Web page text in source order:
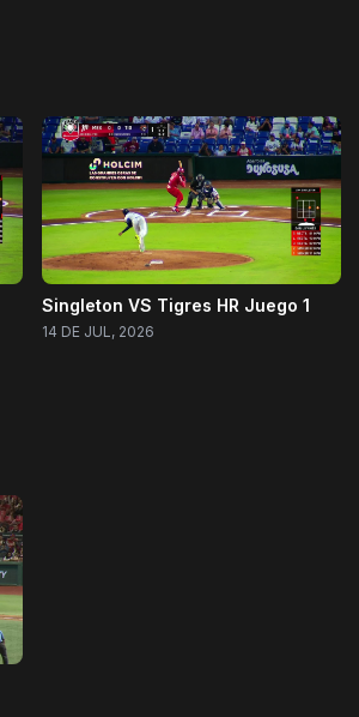
Singleton VS Tigres HR Juego 1
14 DE JUL, 2026